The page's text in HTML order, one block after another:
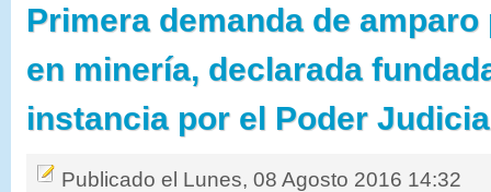
Primera demanda de
en minería, declarada
instancia por el Poder
Publicado el Lunes, 08 Agosto 2016 14:32